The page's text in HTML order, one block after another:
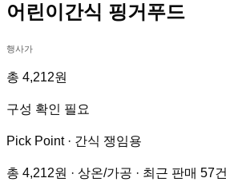
어린이간식 핑거푸드
행사가
총 4,212원
구성 확인 필요
Pick Point · 간식 쟁임용
총 4,212원 · 상온/가공 · 최근 판매 57건